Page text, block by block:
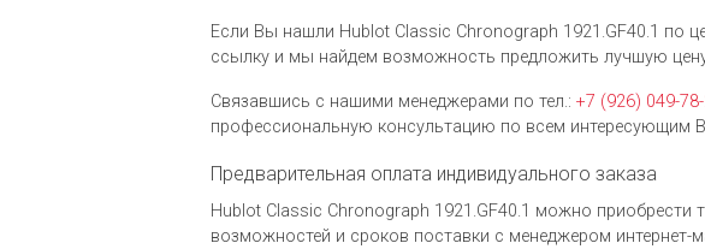
Если Вы нашли Hublot Classic Chronograph 1921.GF40.1 по
ссылку и мы найдем возможность предложить лучшую
Связавшись с нашими менеджерами по тел.: +7 (926) 049-
профессиональную консультацию по всем интересующим
Предварительная оплата индивидуального заказа
Hublot Classic Chronograph 1921.GF40.1 можно приобрести
возможностей и сроков поставки с менеджером интернет-